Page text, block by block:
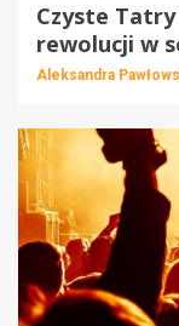
Czyste
rewolucji w
Aleksandra